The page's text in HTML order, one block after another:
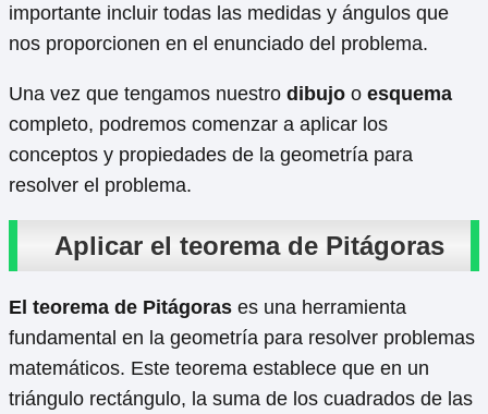
importante incluir todas las medidas y ángulos que
nos proporcionen en el enunciado del problema.
Una vez que tengamos nuestro dibujo o esquema
completo, podremos comenzar a aplicar los
conceptos y propiedades de la geometría para
resolver el problema.
Aplicar el teorema de Pitágoras
El teorema de Pitágoras es una herramienta
fundamental en la geometría para resolver problemas
matemáticos. Este teorema establece que en un
triángulo rectángulo, la suma de los cuadrados de las